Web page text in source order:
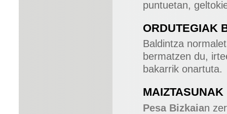
puntuetan,
ORDUTEGIAK
Baldintza
bermatzen du,
bakarrik onartuta.
Pesa Bizkaian